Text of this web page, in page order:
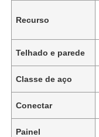
Recurso
Telhado e parede
Classe de aço
Conectar
Painel